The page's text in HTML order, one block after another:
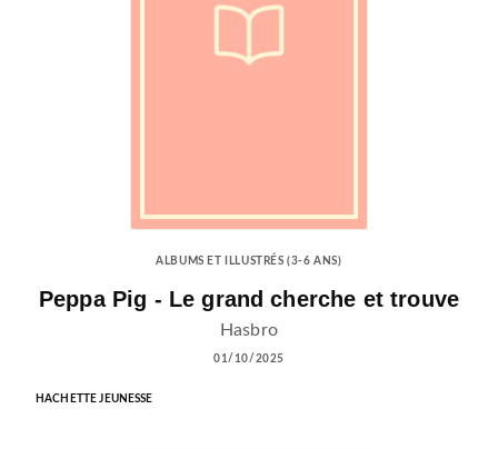
ALBUMS ET ILLUSTRÉS (3-6 ANS)
Peppa Pig - Le grand cherche et trouve
Hasbro
01/10/2025
HACHETTE JEUNESSE